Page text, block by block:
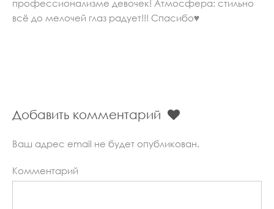
профессионализме девочек! Атмосфера: стильно
всё до мелочей глаз радует!!! Спасибо♥️
Добавить комментарий
Ваш адрес email не будет опубликован.
Комментарий